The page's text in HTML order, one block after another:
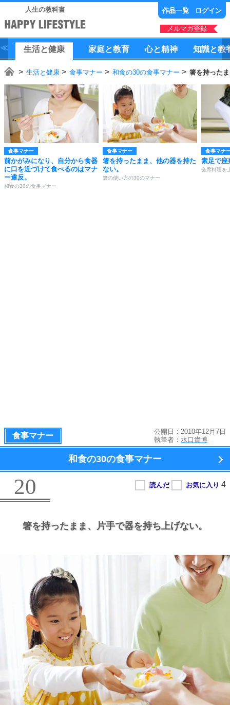
人生の教科書 作品一覧 ログイン
メルマガ登録
生活と健康 家庭と教育 心と精神 知識と教
生活と健康 食事マナー 和食の30の食事マナー 箸を持った
食事マナー
前かがみになり、自分から食器
に口を近づけて食べるのはマナ
ー違反。
和食の30の食事マナー
食事マナー
箸を持ったまま、他の器を持た
ない。
箸の使い方の30のマナー
食事マナ
素足で座
会席料理を
食事マナー
公開日：2010年12月7日
執筆者： 水口貴博
和食の30の食事マナー
20
箸を持ったまま、 片手で器を持ち上げない。